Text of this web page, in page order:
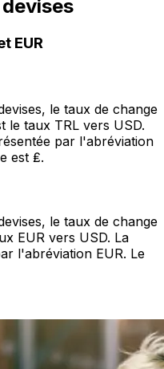
EUR
le taux de change
le taux TRL vers USD.
par l'abréviation
est ₤.
le taux de change
EUR vers USD. La
l'abréviation EUR. Le